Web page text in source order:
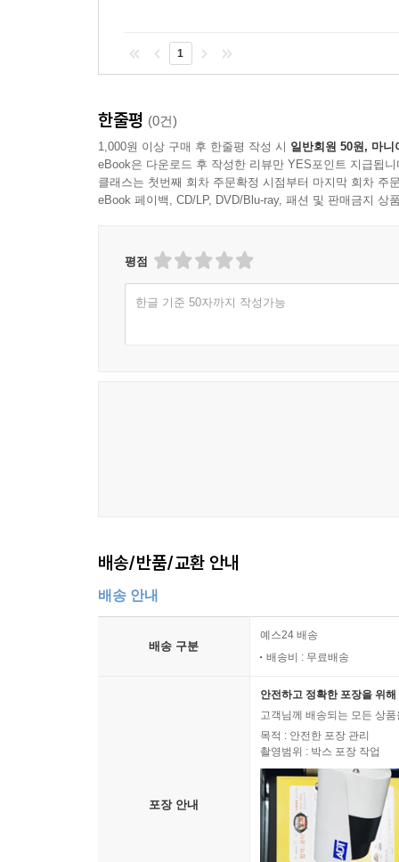
1
한줄평 (0건)
1,000원 이상 구매 후 한줄평 작성 시 일반회원 50원, 마니
eBook은 다운로드 후 작성한 리뷰만 YES포인트 지급됩니
클래스는 첫번째 회차 주문확정 시점부터 마지막 회차 주
eBook 페이백, CD/LP, DVD/Blu-ray, 패션 및 판매금지 상
평점
한글 기준 50자까지 작성가능
배송/반품/교환 안내
배송 안내
배송 구분
예스24 배송
배송비 : 무료배송
포장 안내
안전하고 정확한 포장을 위
고객님께 배송되는 모든 상
목적 : 안전한 포장 관리
촬영범위 : 박스 포장 작업